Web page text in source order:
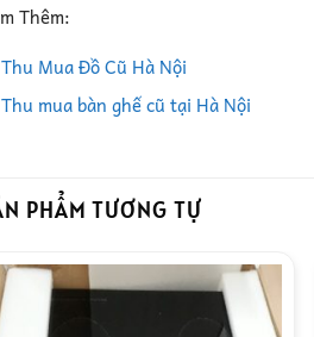
Thêm:
Thu Mua Đồ Cũ Hà Nội
Thu mua bàn ghế cũ tại Hà Nội
PHẨM TƯƠNG TỰ